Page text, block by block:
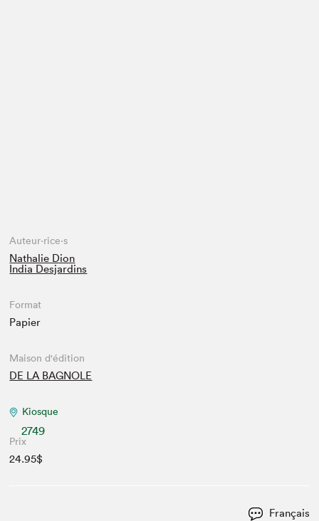
Auteur·rice·s
Nathalie Dion
India Desjardins
Format
Papier
Maison d'édition
DE LA BAGNOLE
Kiosque
2749
Prix
24.95$
Français